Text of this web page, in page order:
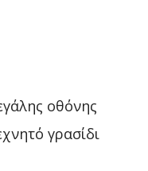
οθόνης
γρασίδι